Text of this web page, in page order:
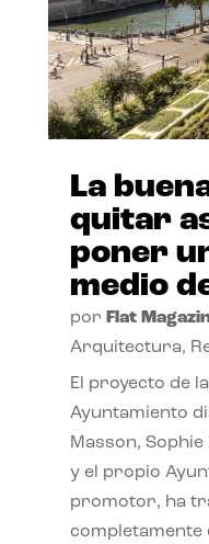
La
quitar
poner
medio
por Flat
Arquitectura,
El proyecto de
Ayuntamiento
Masson,
y el propio
promotor, ha
completamente